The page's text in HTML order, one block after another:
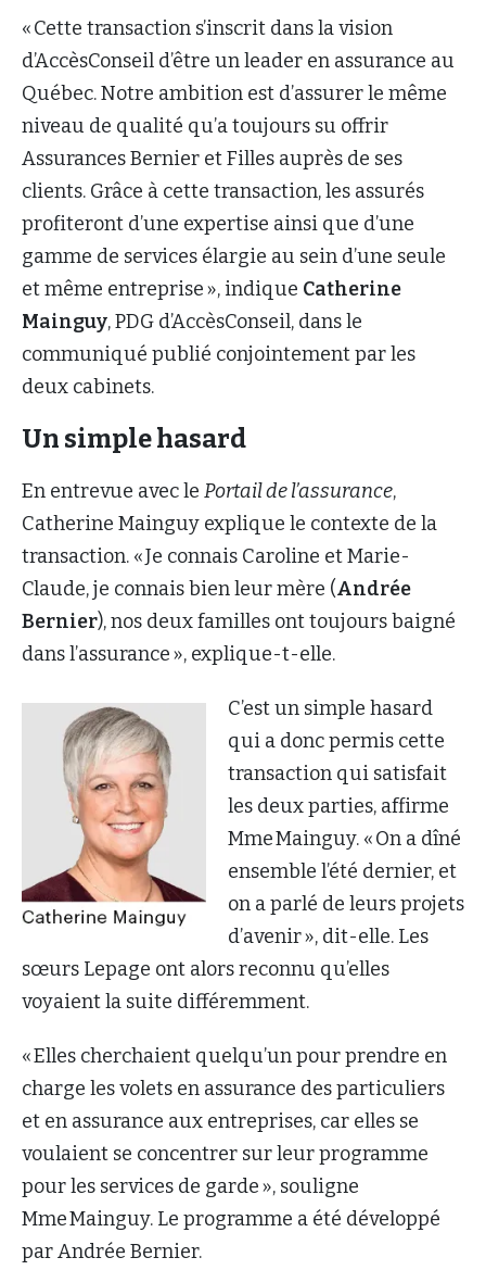
« Cette transaction s’inscrit dans la vision
d’AccèsConseil d’être un leader en assurance au
Québec. Notre ambition est d’assurer le même
niveau de qualité qu’a toujours su offrir
Assurances Bernier et Filles auprès de ses
clients. Grâce à cette transaction, les assurés
profiteront d’une expertise ainsi que d’une
gamme de services élargie au sein d’une seule
et même entreprise », indique Catherine
Mainguy, PDG d’AccèsConseil, dans le
communiqué publié conjointement par les
deux cabinets.
Un simple hasard
En entrevue avec le Portail de l’assurance,
Catherine Mainguy explique le contexte de la
transaction. « Je connais Caroline et Marie-
Claude, je connais bien leur mère (Andrée
Bernier), nos deux familles ont toujours baigné
dans l’assurance », explique-t-elle.
C’est un simple hasard
qui a donc permis cette
transaction qui satisfait
les deux parties, affirme
Mme Mainguy. « On a dîné
ensemble l’été dernier, et
on a parlé de leurs projets
d’avenir », dit-elle. Les
sœurs Lepage ont alors reconnu qu’elles
voyaient la suite différemment.
« Elles cherchaient quelqu’un pour prendre en
charge les volets en assurance des particuliers
et en assurance aux entreprises, car elles se
voulaient se concentrer sur leur programme
pour les services de garde », souligne
Mme Mainguy. Le programme a été développé
par Andrée Bernier.